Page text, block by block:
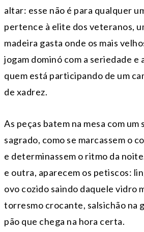
altar: esse não é para qualquer
pertence à elite dos veteranos,
madeira gasta onde os mais
jogam dominó com a seriedade e
quem está participando de um
de xadrez.
As peças batem na mesa com um
sagrado, como se marcassem o
e determinassem o ritmo da
e outra, aparecem os petiscos:
ovo cozido saindo daquele vidro
torresmo crocante, salsichão na
pão que chega na hora certa.